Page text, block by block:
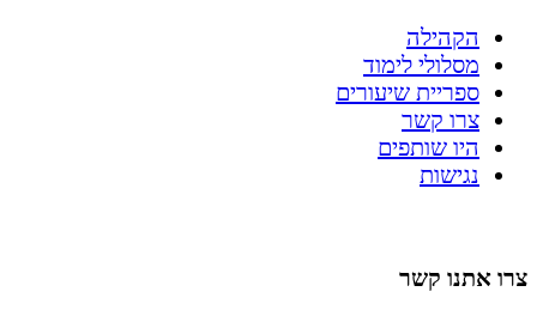
הקהילה
מסלולי לימוד
ספריית שיעורים
צרו קשר
היו שותפים
נגישות
צרו אתנו קשר